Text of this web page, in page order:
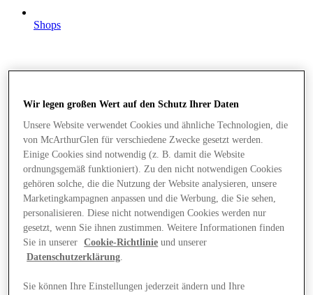
Shops
Wir legen großen Wert auf den Schutz Ihrer Daten
Unsere Website verwendet Cookies und ähnliche Technologien, die
von McArthurGlen für verschiedene Zwecke gesetzt werden.
Einige Cookies sind notwendig (z. B. damit die Website
ordnungsgemäß funktioniert). Zu den nicht notwendigen Cookies
gehören solche, die die Nutzung der Website analysieren, unsere
Marketingkampagnen anpassen und die Werbung, die Sie sehen,
personalisieren. Diese nicht notwendigen Cookies werden nur
gesetzt, wenn Sie ihnen zustimmen. Weitere Informationen finden
Sie in unserer
Cookie-Richtlinie und unserer
Datenschutzerklärung.
Sie können Ihre Einstellungen jederzeit ändern und Ihre